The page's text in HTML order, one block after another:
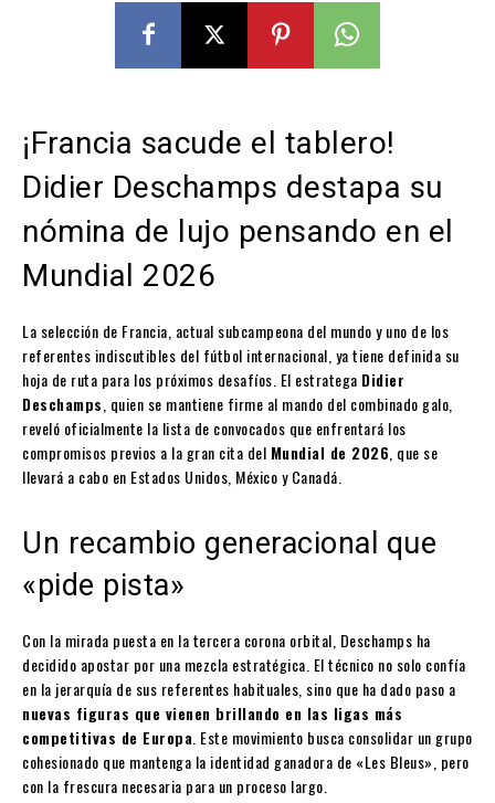
¡Francia sacude el tablero!
Didier Deschamps destapa su
nómina de lujo pensando en el
Mundial 2026
La selección de Francia, actual subcampeona del mundo y uno de los
referentes indiscutibles del fútbol internacional, ya tiene definida su
hoja de ruta para los próximos desafíos. El estratega Didier
Deschamps , quien se mantiene firme al mando del combinado galo,
reveló oficialmente la lista de convocados que enfrentará los
compromisos previos a la gran cita del Mundial de 2026 , que se
llevará a cabo en Estados Unidos, México y Canadá.
Un recambio generacional que
«pide pista»
Con la mirada puesta en la tercera corona orbital, Deschamps ha
decidido apostar por una mezcla estratégica. El técnico no solo confía
en la jerarquía de sus referentes habituales, sino que ha dado paso a
nuevas figuras que vienen brillando en las ligas más
competitivas de Europa . Este movimiento busca consolidar un grupo
cohesionado que mantenga la identidad ganadora de «Les Bleus», pero
con la frescura necesaria para un proceso largo.